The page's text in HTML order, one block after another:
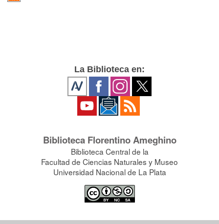
La Biblioteca en:
Biblioteca Florentino Ameghino
Biblioteca Central de la
Facultad de Ciencias Naturales y Museo
Universidad Nacional de La Plata